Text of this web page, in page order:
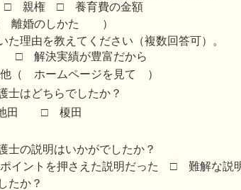
□ 親権 □ 養育費の金額
婚のしかた
）
た理由を教えてください（複数回答可）。
□ 解決実績が豊富だから
（ ホームページを見て ）
士はどちらでしたか？
田 □ 榎田
士の説明はいかがでしたか？
ントを押さえた説明だった □ 難解な説
たか？